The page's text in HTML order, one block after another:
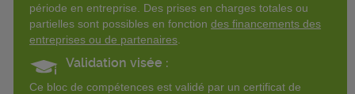
période en entreprise. Des prises en charges totales ou
partielles sont possibles en fonction des financements des
entreprises ou de partenaires
Validation visée :
Ce bloc de compétences est validé par un certificat de